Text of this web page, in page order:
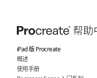
iPad 版 Procreate
概述
使用手册